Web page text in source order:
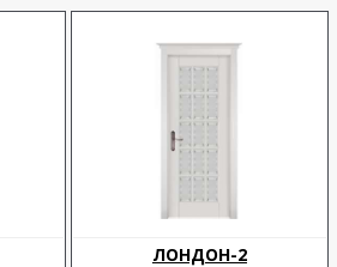
ЛОНДОН-2